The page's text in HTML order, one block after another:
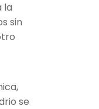
la
sin
se